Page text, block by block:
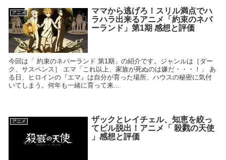
アニメ
ママから逃げろ！スリル満点でハ
ラハラ出来るアニメ「約束のネバ
ーランド」第1期 感想と評価
今回は「 約束のネバーランド 第1期」の紹介です。ジャンルは［ダー
ク、サスペンス］ エマ「これ以上、家族が死ぬのは嫌だ・・・！」 あ
る日、ヒロインの『エマ』は自分が育った場所、ハウスの秘密に気付
いてしまう。何年も一緒に育って来...
アニメ
ザックとレイチェル、知恵を絞っ
てビル脱出！アニメ「 殺戮の天使
」感想と評価